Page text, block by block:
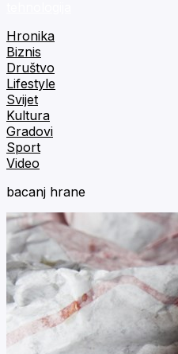
Hronika
Biznis
Društvo
Lifestyle
Svijet
Kultura
Gradovi
Sport
Video
bacanj hrane